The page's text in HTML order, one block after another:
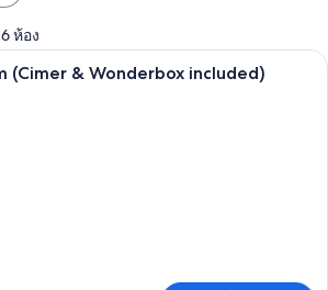
ห้อง
เครื่องนอนระดับพรีเมียม, มินิบาร์ฟรี,
(Cimer & Wonderbox included)